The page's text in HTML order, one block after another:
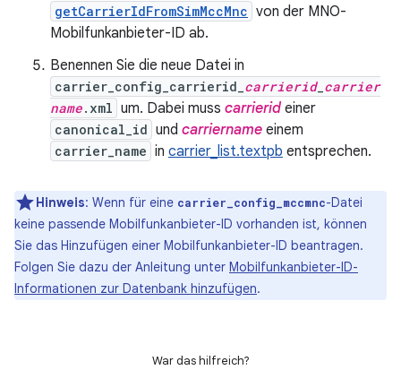
getCarrierIdFromSimMccMnc von der MNO-
Mobilfunkanbieter-ID ab.
Benennen Sie die neue Datei in
carrier_config_carrierid_ carrierid_ carrier
name.xml um. Dabei muss carrierid einer
canonical_id und carriername einem
carrier_name in carrier_list.textpb entsprechen.
Hinweis: Wenn für eine carrier_config_mccmnc-Datei
keine passende Mobilfunkanbieter-ID vorhanden ist, können
Sie das Hinzufügen einer Mobilfunkanbieter-ID beantragen.
Folgen Sie dazu der Anleitung unter Mobilfunkanbieter-ID-
Informationen zur Datenbank hinzufügen.
War das hilfreich?